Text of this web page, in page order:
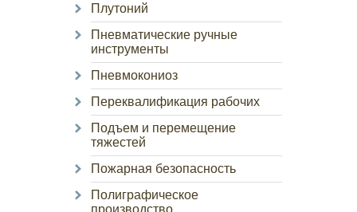
Плутоний
Пневматические ручные
инструменты
Пневмокониоз
Переквалификация рабочих
Подъем и перемещение
тяжестей
Пожарная безопасность
Полиграфическое
производство